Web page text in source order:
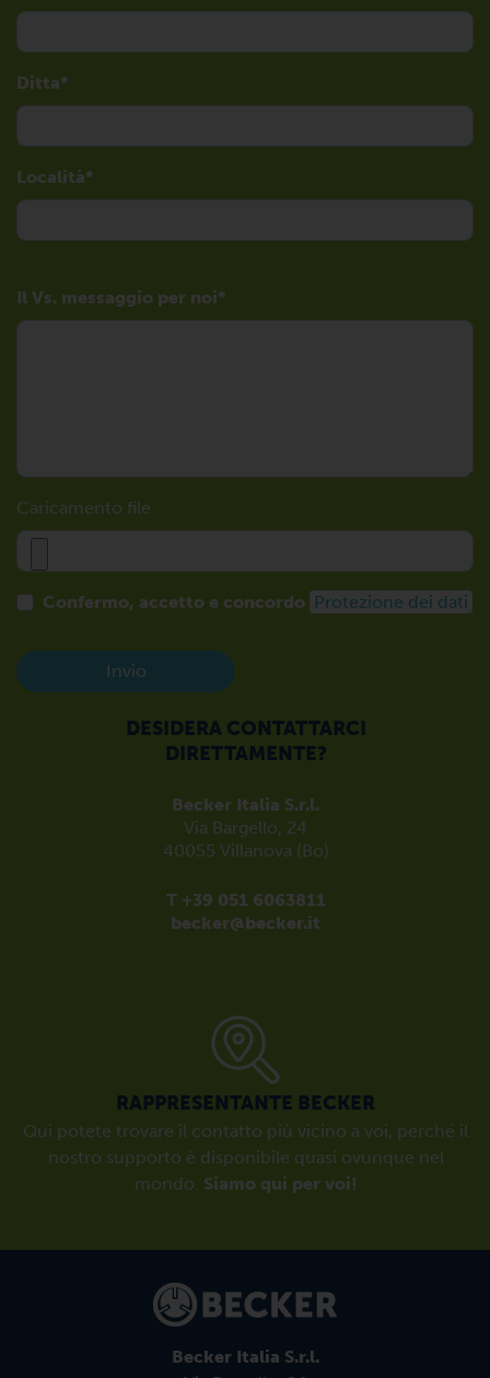
Ditta
Località
Il Vs. messaggio per noi
Caricamento file
Confermo, accetto e concordo Protezione dei dati
Invio
DESIDERA CONTATTARCI
DIRETTAMENTE?
Becker Italia S.r.l.
Via Bargello, 24
40055 Villanova (Bo)
T +39 051 6063811
becker@becker.it
RAPPRESENTANTE BECKER
Qui potete trovare il contatto più vicino a voi, perché il
nostro supporto è disponibile quasi ovunque nel
mondo. Siamo qui per voi!
Becker Italia S.r.l.